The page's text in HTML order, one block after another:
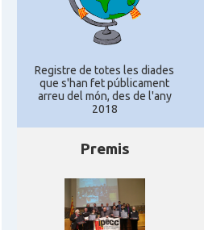
Registre de totes les diades
que s'han fet públicament
arreu del món, des de l'any
2018
Premis